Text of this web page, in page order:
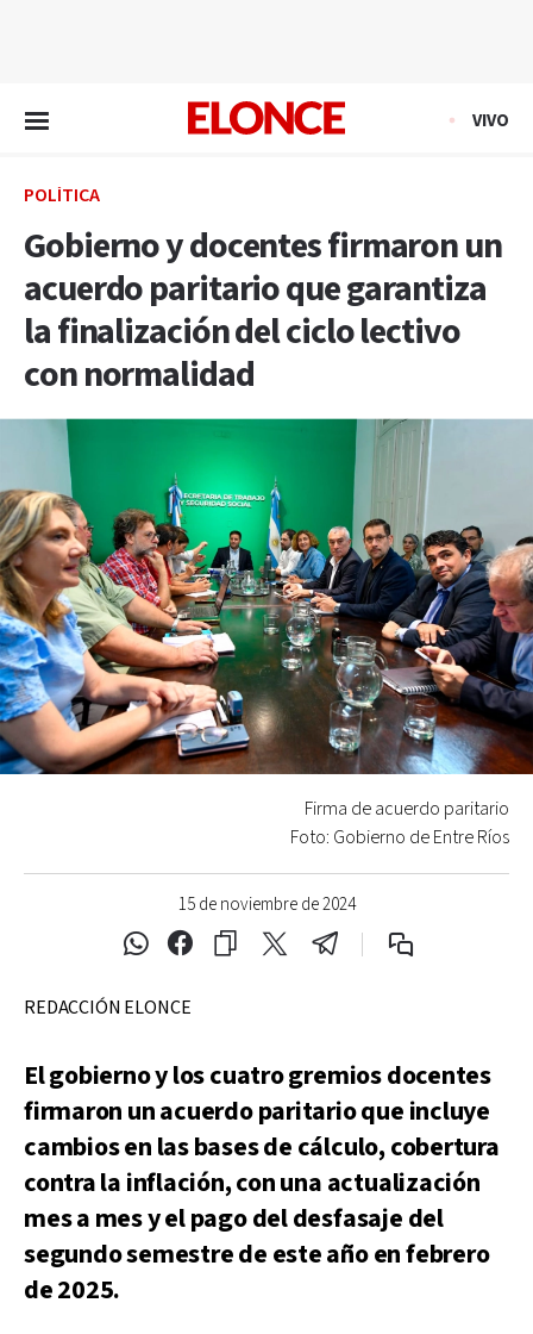
VIVO
POLÍTICA
Gobierno y docentes firmaron un
acuerdo paritario que garantiza
la finalización del ciclo lectivo
con normalidad
15 de noviembre de 2024
Firma de acuerdo paritario
Foto: Gobierno de Entre Ríos
REDACCIÓN ELONCE
El gobierno y los cuatro gremios docentes
firmaron un acuerdo paritario que incluye
cambios en las bases de cálculo, cobertura
contra la inflación, con una actualización
mes a mes y el pago del desfasaje del
segundo semestre de este año en febrero
de 2025.